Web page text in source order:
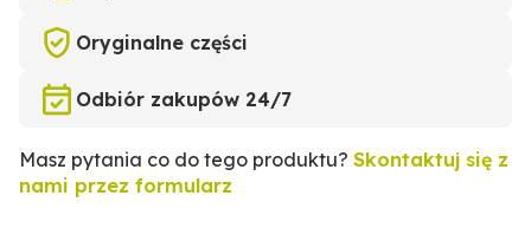
Oryginalne części
Odbiór zakupów 24/7
Masz pytania co do tego produktu? Skontaktuj się z
nami przez formularz